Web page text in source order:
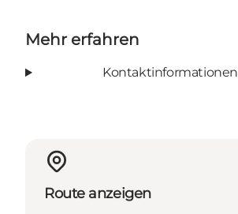
Mehr erfahren
Kontaktinformationen
Route anzeigen